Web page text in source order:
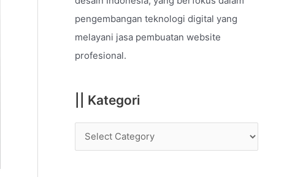
o
r
:
pengembangan teknologi digital yang
melayani jasa pembuatan website
profesional.
|| Kategori